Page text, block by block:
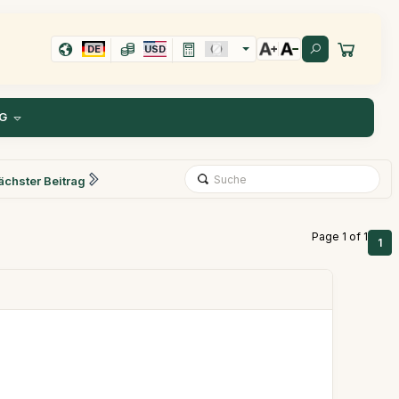
DE USD
Beitrag
Page 1 of 1 1